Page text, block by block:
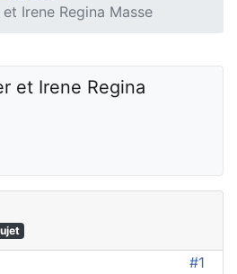
Irene Regina Masse
et Irene Regina
#1